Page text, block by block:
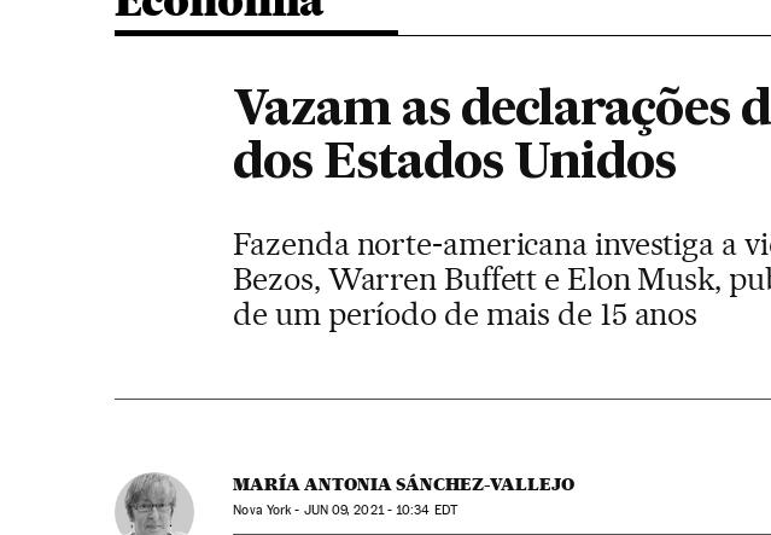
Vazam as declarações
dos Estados Unidos
Fazenda norte-americana investiga a
Bezos, Warren Buffett e Elon Musk,
de um período de mais de 15 anos
MARÍA ANTONIA SÁNCHEZ-VALLEJO
Nova York - JUN09, 2021 - 10:34 EDT